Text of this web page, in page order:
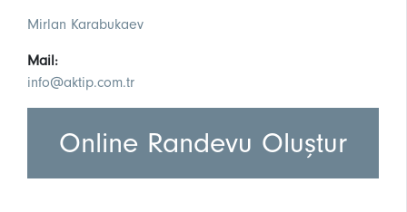
Mirlan Karabukaev
Mail:
info@aktip.com.tr
Online Randevu Oluştur